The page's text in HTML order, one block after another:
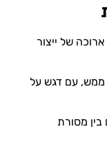
של ייצור
ממש, עם דגש על
מסורת